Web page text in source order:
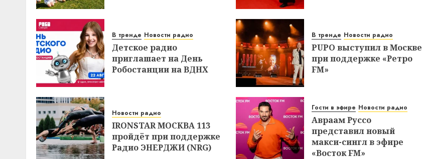
В тренде Новости радио
Детское радио
приглашает на День
Робостанции на ВДНХ
В тренде Новости радио
PUPO выступил в Москве
при поддержке «Ретро
FM»
Новости радио
IRONSTAR МОСКВА 113
пройдёт при поддержке
Радио ЭНЕРДЖИ (NRG)
Гости в эфире Новости радио
Авраам Руссо
представил новый
макси-сингл в эфире
«Восток FM»